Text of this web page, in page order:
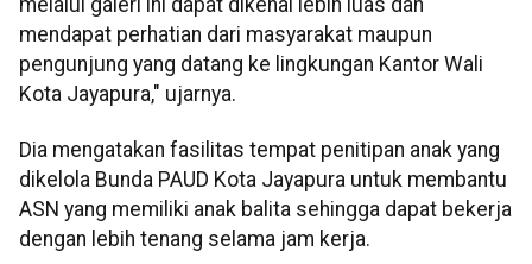
mendapat perhatian dari masyarakat maupun
pengunjung yang datang ke lingkungan Kantor Wali
Kota Jayapura," ujarnya.
Dia mengatakan fasilitas tempat penitipan anak yang
dikelola Bunda PAUD Kota Jayapura untuk membantu
ASN yang memiliki anak balita sehingga dapat bekerja
dengan lebih tenang selama jam kerja.